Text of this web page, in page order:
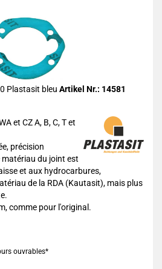
Plastasit bleu Artikel Nr.: 14581
et CZ A, B, C, T et
précision
du joint est
et aux hydrocarbures,
de la RDA (Kautasit), mais plus
comme pour l'original.
ouvrables*